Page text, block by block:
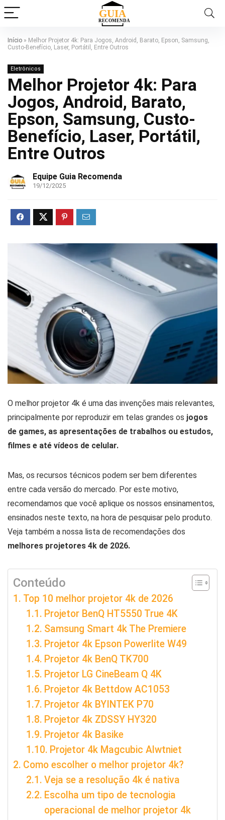
Início » Melhor Projetor 4k: Para Jogos, Android, Barato, Epson, Samsung,
Custo-Benefício, Laser, Portátil, Entre Outros
Eletrônicos
Melhor Projetor 4k: Para
Jogos, Android, Barato,
Epson, Samsung, Custo-
Benefício, Laser, Portátil,
Entre Outros
Equipe Guia Recomenda
19/12/2025
O melhor projetor 4k é uma das invenções mais relevantes,
principalmente por reproduzir em telas grandes os jogos
de games, as apresentações de trabalhos ou estudos,
filmes e até vídeos de celular.
Mas, os recursos técnicos podem ser bem diferentes
entre cada versão do mercado. Por este motivo,
recomendamos que você aplique os nossos ensinamentos,
ensinados neste texto, na hora de pesquisar pelo produto.
Veja também a nossa lista de recomendações dos
melhores projetores 4k de 2026.
Conteúdo
Top 10 melhor projetor 4k de 2026
Projetor BenQ HT5550 True 4K
Samsung Smart 4k The Premiere
Projetor 4k Epson Powerlite W49
Projetor 4k BenQ TK700
Projetor LG CineBeam Q 4K
Projetor 4k Bettdow ‎AC1053
Projetor 4k BYINTEK P70
Projetor 4k ZDSSY HY320
Projetor 4k Basike
Projetor 4k Magcubic ‎Alwtniet
Como escolher o melhor projetor 4k?
Veja se a resolução 4k é nativa
Escolha um tipo de tecnologia
operacional de melhor projetor 4k